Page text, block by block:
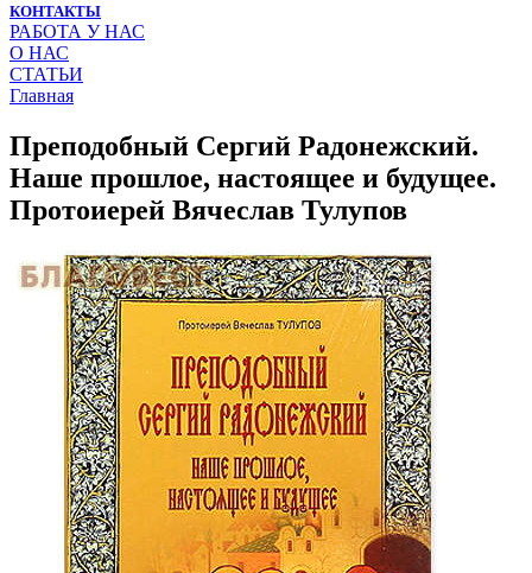
КОНТАКТЫ
РАБОТА У НАС
О НАС
СТАТЬИ
Главная
Преподобный Сергий Радонежский.
Наше прошлое, настоящее и будущее.
Протоиерей Вячеслав Тулупов